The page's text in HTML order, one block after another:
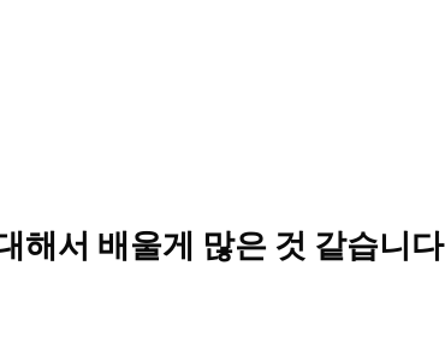
해서 배울게 많은 것 같습니다